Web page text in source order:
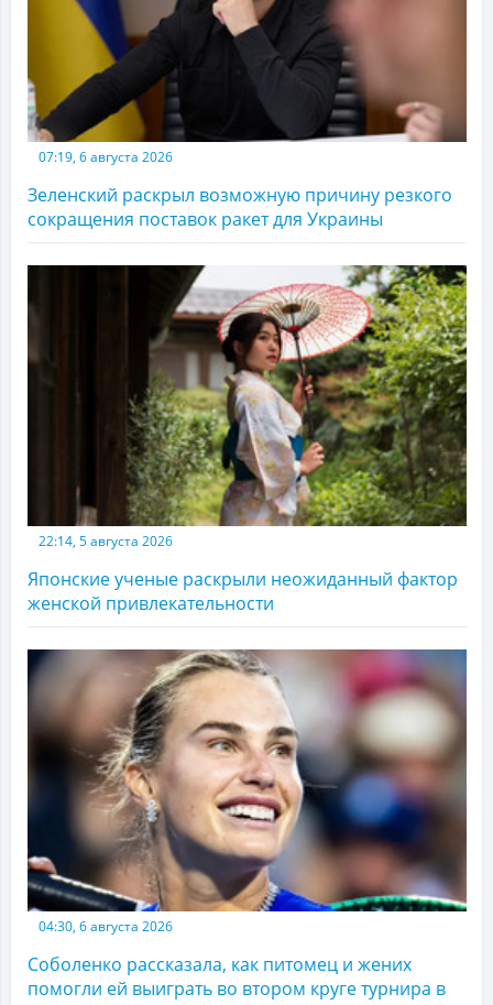
07:19, 6 августа 2026
Зеленский раскрыл возможную причину резкого
сокращения поставок ракет для Украины
22:14, 5 августа 2026
Японские ученые раскрыли неожиданный фактор
женской привлекательности
04:30, 6 августа 2026
Соболенко рассказала, как питомец и жених
помогли ей выиграть во втором круге турнира в